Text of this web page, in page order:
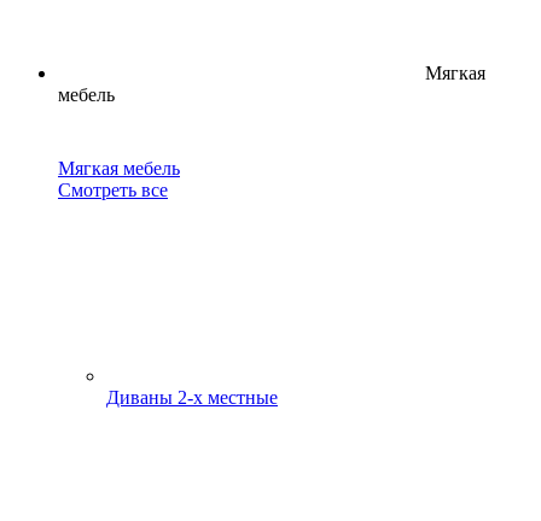
Мягкая
мебель
Мягкая мебель
Смотреть все
Диваны 2-х местные